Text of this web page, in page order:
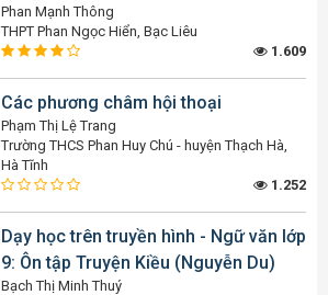
Phan Mạnh Thông
THPT Phan Ngọc Hiển, Bạc Liêu
1.609
Các phương châm hội thoại
Phạm Thị Lệ Trang
Trường THCS Phan Huy Chú - huyện Thạch Hà,
Hà Tĩnh
1.252
Dạy học trên truyền hình - Ngữ văn lớp
9: Ôn tập Truyện Kiều (Nguyễn Du)
Bạch Thị Minh Thuý